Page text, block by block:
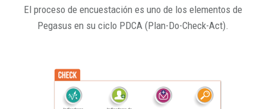
El proceso de encuestación es uno de los elementos de
Pegasus en su ciclo PDCA (Plan-Do-Check-Act).